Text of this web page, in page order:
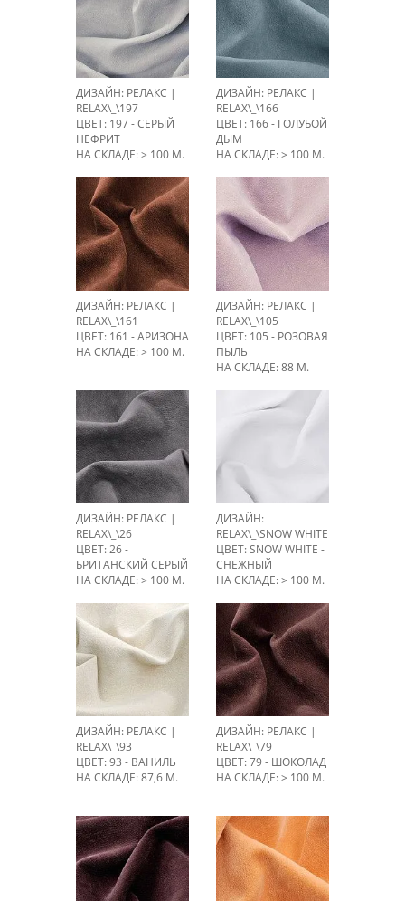
ДИЗАЙН: РЕЛАКС |
RELAX\_\197
ЦВЕТ: 197 - СЕРЫЙ
НЕФРИТ
НА СКЛАДЕ: > 100 М.
ДИЗАЙН: РЕЛАКС |
RELAX\_\166
ЦВЕТ: 166 - ГОЛУБОЙ
ДЫМ
НА СКЛАДЕ: > 100 М.
ДИЗАЙН: РЕЛАКС |
RELAX\_\161
ЦВЕТ: 161 - АРИЗОНА
НА СКЛАДЕ: > 100 М.
ДИЗАЙН: РЕЛАКС |
RELAX\_\105
ЦВЕТ: 105 - РОЗОВАЯ
ПЫЛЬ
НА СКЛАДЕ: 88 М.
ДИЗАЙН: РЕЛАКС |
RELAX\_\26
ЦВЕТ: 26 -
БРИТАНСКИЙ СЕРЫЙ
НА СКЛАДЕ: > 100 М.
ДИЗАЙН:
RELAX\_\SNOW WHITE
ЦВЕТ: SNOW WHITE -
СНЕЖНЫЙ
НА СКЛАДЕ: > 100 М.
ДИЗАЙН: РЕЛАКС |
RELAX\_\93
ЦВЕТ: 93 - ВАНИЛЬ
НА СКЛАДЕ: 87,6 М.
ДИЗАЙН: РЕЛАКС |
RELAX\_\79
ЦВЕТ: 79 - ШОКОЛАД
НА СКЛАДЕ: > 100 М.